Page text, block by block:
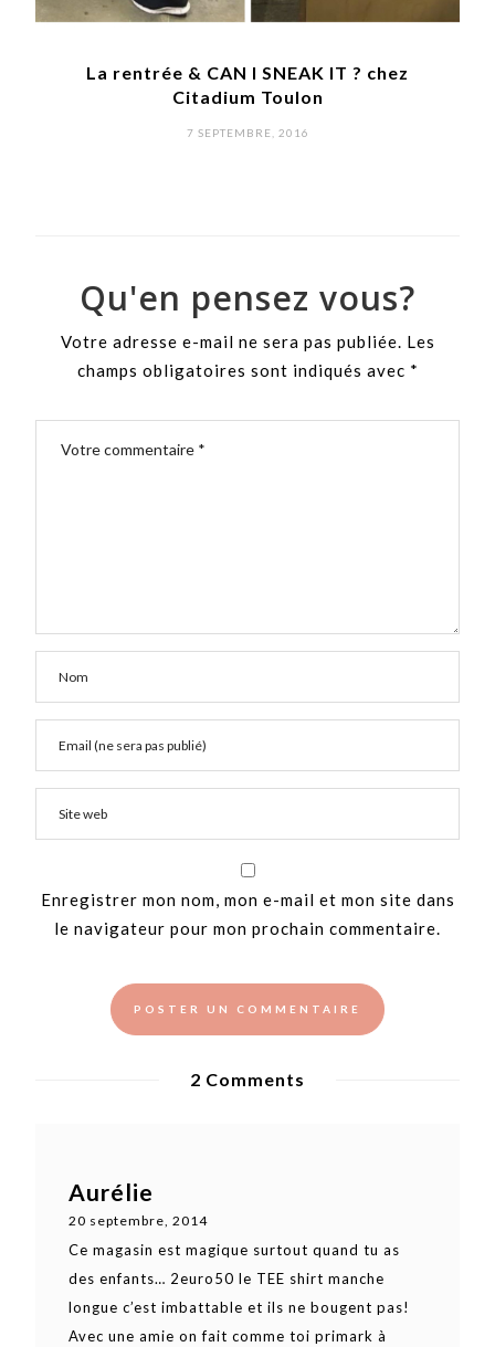
La rentrée & CAN I SNEAK IT ? chez
Citadium Toulon
POSTED
7 SEPTEMBRE, 2016
Qu'en pensez vous?
Votre adresse e-mail ne sera pas publiée. Les
champs obligatoires sont indiqués avec *
Enregistrer mon nom, mon e-mail et mon site dans
le navigateur pour mon prochain commentaire.
2 Comments
Aurélie
20 septembre, 2014
Ce magasin est magique surtout quand tu as
des enfants… 2euro50 le TEE shirt manche
longue c’est imbattable et ils ne bougent pas!
Avec une amie on fait comme toi primark à